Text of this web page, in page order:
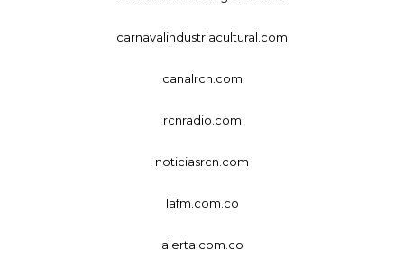
carnavalindustriacultural.com
canalrcn.com
rcnradio.com
noticiasrcn.com
lafm.com.co
alerta.com.co